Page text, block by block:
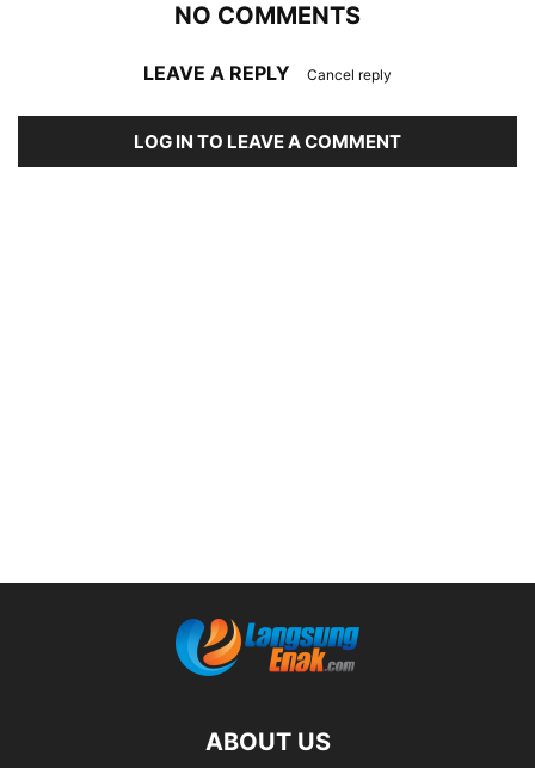
NO COMMENTS
LEAVE A REPLY Cancel reply
LOG IN TO LEAVE A COMMENT
ABOUT US